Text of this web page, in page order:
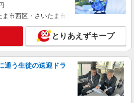
市西区・さいたま市岩槻区・久喜市・蓮田
とりあえずキープ
通う生徒の送迎ドラ